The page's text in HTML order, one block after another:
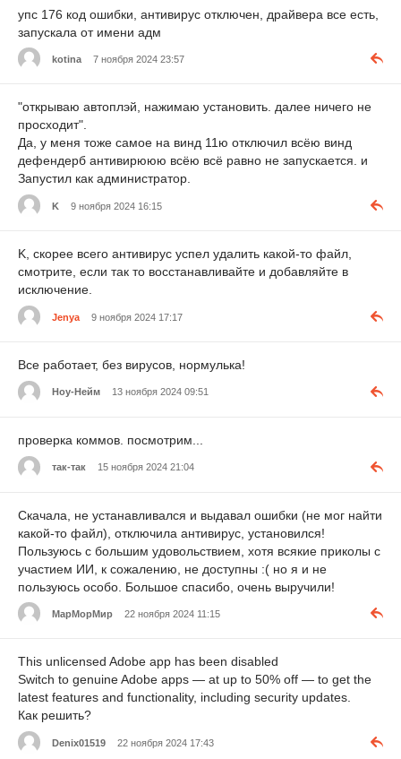
упс 176 код ошибки, антивирус отключен, драйвера все есть,
запускала от имени адм
kotina 7 ноября 2024 23:57
"открываю автоплэй, нажимаю установить. далее ничего не
просходит".
Да, у меня тоже самое на винд 11ю отключил всёю винд
дефендерб антивирююю всёю всё равно не запускается. и
Запустил как администратор.
K 9 ноября 2024 16:15
K, скорее всего антивирус успел удалить какой-то файл,
смотрите, если так то восстанавливайте и добавляйте в
исключение.
Jenya 9 ноября 2024 17:17
Все работает, без вирусов, нормулька!
Ноу-Нейм 13 ноября 2024 09:51
проверка коммов. посмотрим...
так-так 15 ноября 2024 21:04
Скачала, не устанавливался и выдавал ошибки (не мог найти
какой-то файл), отключила антивирус, установился!
Пользуюсь с большим удовольствием, хотя всякие приколы с
участием ИИ, к сожалению, не доступны :( но я и не
пользуюсь особо. Большое спасибо, очень выручили!
МарМорМир 22 ноября 2024 11:15
This unlicensed Adobe app has been disabled
Switch to genuine Adobe apps — at up to 50% off — to get the
latest features and functionality, including security updates.
Как решить?
Denix01519 22 ноября 2024 17:43